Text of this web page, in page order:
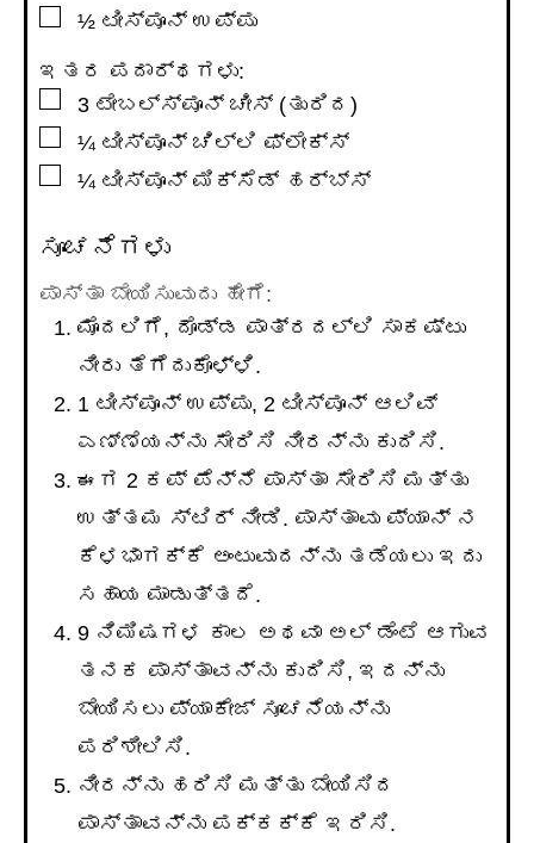
▢½ ಟೀಸ್ಪೂನ್ ಉಪ್ಪು
ಇತರ ಪದಾರ್ಥಗಳು:
▢3 ಟೇಬಲ್ಸ್ಪೂನ್ ಚೀಸ್ (ತುರಿದ)
▢¼ ಟೀಸ್ಪೂನ್ ಚಿಲ್ಲಿ ಫ್ಲೇಕ್ಸ್
▢¼ ಟೀಸ್ಪೂನ್ ಮಿಕ್ಸೆಡ್ ಹರ್ಬ್ಸ್
ಸೂಚನೆಗಳು
ಪಾಸ್ತಾ ಬೇಯಿಸುವುದು ಹೇಗೆ:
ಮೊದಲಿಗೆ, ದೊಡ್ಡ ಪಾತ್ರದಲ್ಲಿ ಸಾಕಷ್ಟು
ನೀರು ತೆಗೆದುಕೊಳ್ಳಿ.
1 ಟೀಸ್ಪೂನ್ ಉಪ್ಪು, 2 ಟೀಸ್ಪೂನ್ ಆಲಿವ್
ಎಣ್ಣೆಯನ್ನು ಸೇರಿಸಿ ನೀರನ್ನು ಕುದಿಸಿ.
ಈಗ 2 ಕಪ್ ಪೆನ್ನೆ ಪಾಸ್ತಾ ಸೇರಿಸಿ ಮತ್ತು
ಉತ್ತಮ ಸ್ಟಿರ್ ನೀಡಿ. ಪಾಸ್ತಾವು ಪ್ಯಾನ್ ನ
ಕೆಳಭಾಗಕ್ಕೆ ಅಂಟುವುದನ್ನು ತಡೆಯಲು ಇದು
ಸಹಾಯ ಮಾಡುತ್ತದೆ.
9 ನಿಮಿಷಗಳ ಕಾಲ ಅಥವಾ ಅಲ್ ಡೆಂಟೆ ಆಗುವ
ತನಕ ಪಾಸ್ತಾವನ್ನು ಕುದಿಸಿ, ಇದನ್ನು
ಬೇಯಿಸಲು ಪ್ಯಾಕೇಜ್ ಸೂಚನೆಯನ್ನು
ಪರಿಶೀಲಿಸಿ.
ನೀರನ್ನು ಹರಿಸಿ ಮತ್ತು ಬೇಯಿಸಿದ
ಪಾಸ್ತಾವನ್ನು ಪಕ್ಕಕ್ಕೆ ಇರಿಸಿ.